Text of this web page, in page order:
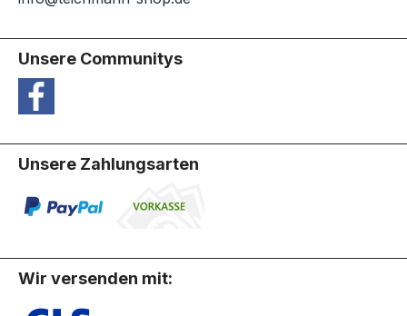
Unsere Communitys
Unsere Zahlungsarten
Wir versenden mit: